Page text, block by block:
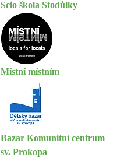
Scio škola Stodůlky
Místní místním
Bazar Komunitní centrum
sv. Prokopa